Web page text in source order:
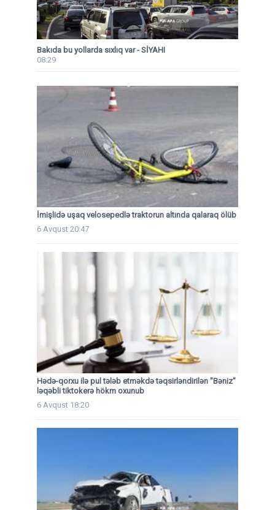
Bakıda bu yollarda sıxlıq var - SİYAHI
08:29
İmişlidə uşaq velosepedlə traktorun altında qalaraq ölüb
6 Avqust 20:47
Hədə-qorxu ilə pul tələb etməkdə təqsirləndirilən "Bəniz"
ləqəbli tiktokerə hökm oxunub
6 Avqust 18:20